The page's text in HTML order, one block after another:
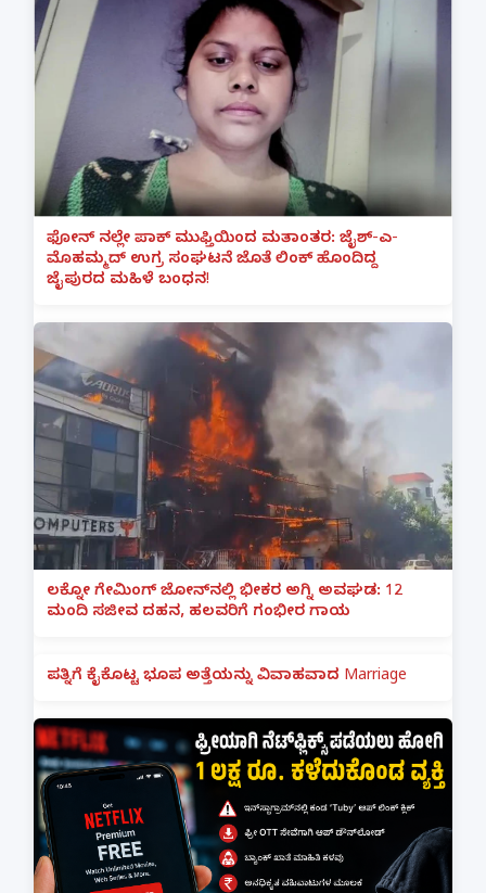
ಫೋನ್ ನಲ್ಲೇ ಪಾಕ್ ಮುಫ್ತಿಯಿಂದ ಮತಾಂತರ: ಜೈಶ್-ಎ-
ಮೊಹಮ್ಮದ್ ಉಗ್ರ ಸಂಘಟನೆ ಜೊತೆ ಲಿಂಕ್ ಹೊಂದಿದ್ದ
ಜೈಪುರದ ಮಹಿಳೆ ಬಂಧನ!
ಲಕ್ನೋ ಗೇಮಿಂಗ್ ಜೋನ್‌ನಲ್ಲಿ ಭೀಕರ ಅಗ್ನಿ ಅವಘಡ: 12
ಮಂದಿ ಸಜೀವ ದಹನ, ಹಲವರಿಗೆ ಗಂಭೀರ ಗಾಯ
ಪತ್ನಿಗೆ ಕೈಕೊಟ್ಟ ಭೂಪ ಅತ್ತೆಯನ್ನು ವಿವಾಹವಾದ Marriage